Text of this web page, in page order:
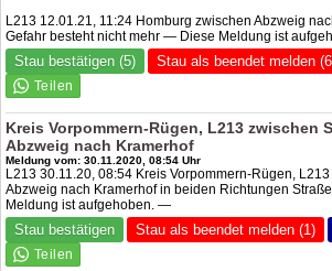
L213 12.01.21, 11:24 Homburg zwischen Abzweig
Gefahr besteht nicht mehr — Diese Meldung ist
Stau bestätigen (5) Stau als beendet melden
Kreis Vorpommern-Rügen, L213 zwischen
Abzweig nach Kramerhof
Meldung vom: 30.11.2020, 08:54 Uhr
L213 30.11.20, 08:54 Kreis Vorpommern-Rügen,
Abzweig nach Kramerhof in beiden Richtungen
Meldung ist aufgehoben. —
Stau bestätigen Stau als beendet melden (1)